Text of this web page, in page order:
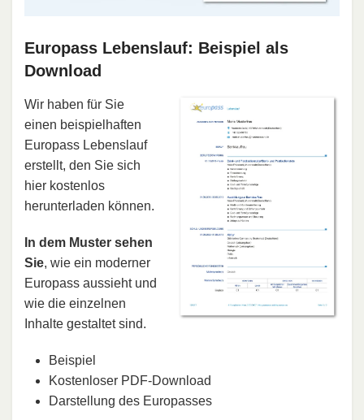
Europass Lebenslauf: Beispiel als
Download
Wir haben für Sie
einen beispielhaften
Europass Lebenslauf
erstellt, den Sie sich
hier kostenlos
herunterladen können.
In dem Muster sehen
Sie, wie ein moderner
Europass aussieht und
wie die einzelnen
Inhalte gestaltet sind.
Beispiel
Kostenloser PDF-Download
Darstellung des Europasses